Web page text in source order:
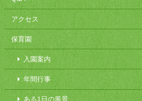
アクセス
保育園
入園案内
年間行事
ある1日の風景